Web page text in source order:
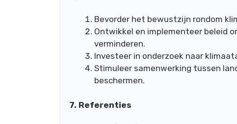
Bevorder het bewustzijn rondom
Ontwikkel en implementeer beleid
verminderen.
Investeer in onderzoek naar
Stimuleer samenwerking tussen
beschermen.
7. Referenties